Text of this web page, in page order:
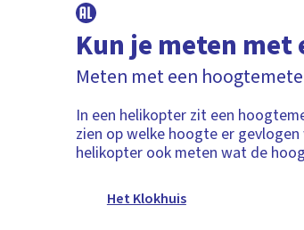
Kun je meten
Meten met een
In een helikopter zit een
zien op welke hoogte er
helikopter ook meten wat de
Het Klokhuis